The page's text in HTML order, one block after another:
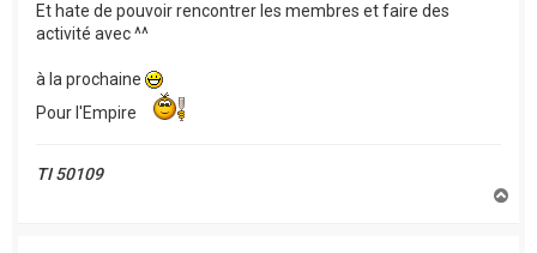
Et hate de pouvoir rencontrer les membres et faire des
activité avec ^^
à la prochaine
Pour l'Empire
TI 50109